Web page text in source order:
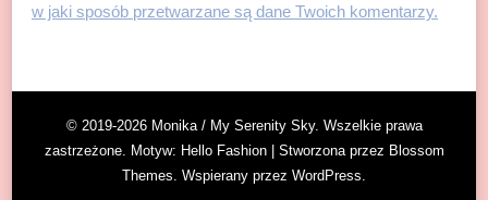
w jaki sposób przetwarzane są dane Twoich komentarzy.
© 2019-2026 Monika / My Serenity Sky. Wszelkie prawa
zastrzeżone. Motyw: Hello Fashion | Stworzona przez Blossom
Themes . Wspierany przez WordPress